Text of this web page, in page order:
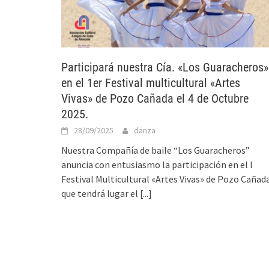
Participará nuestra Cía. «Los Guaracheros»
en el 1er Festival multicultural «Artes
Vivas» de Pozo Cañada el 4 de Octubre
2025.
28/09/2025 danza
Nuestra Compañía de baile “Los Guaracheros”
anuncia con entusiasmo la participación en el I
Festival Multicultural «Artes Vivas» de Pozo
que tendrá lugar el [...]